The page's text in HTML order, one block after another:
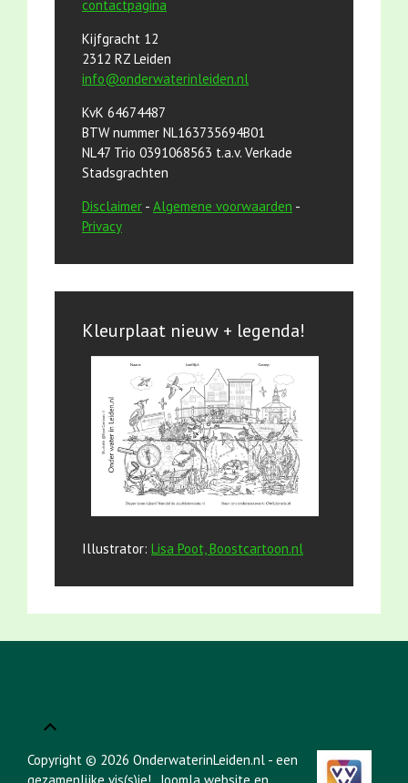
contactpagina
Kijfgracht 12
2312 RZ Leiden
info@onderwaterinleiden.nl
KvK 64674487
BTW nummer NL163735694B01
NL47 Trio 0391068563 t.a.v. Verkade
Stadsgrachten
Disclaimer - Algemene voorwaarden -
Privacy
Kleurplaat nieuw + legenda!
Illustrator: Lisa Poot, Boostcartoon.nl
Copyright © 2026 OnderwaterinLeiden.nl - een